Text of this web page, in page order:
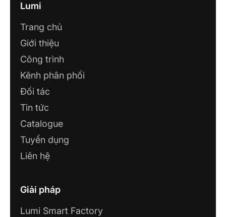
Lumi
Trang chủ
Giới thiệu
Công trình
Kênh phân phối
Đối tác
Tin tức
Catalogue
Tuyển dụng
Liên hệ
Giải pháp
Lumi Smart Factory